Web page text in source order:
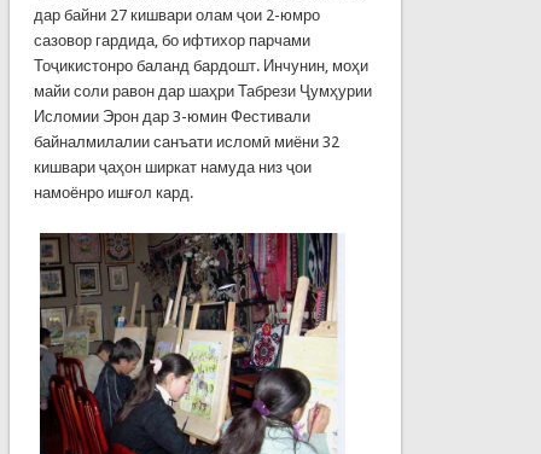
дар байни 27 кишвари олам ҷои 2-юмро
сазовор гардида, бо ифтихор парчами
Тоҷикистонро баланд бардошт. Инчунин, моҳи
майи соли равон дар шаҳри Табрези Ҷумҳурии
Исломии Эрон дар 3-юмин Фестивали
байналмилалии санъати исломӣ миёни 32
кишвари ҷаҳон ширкат намуда низ ҷои
намоёнро ишғол кард.